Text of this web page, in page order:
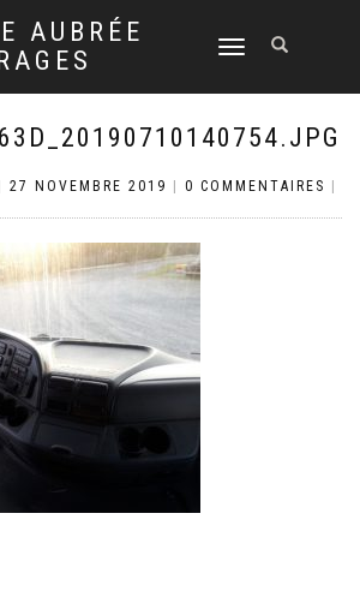
AUBRÉE
DÉPLIER
NAVIGATION
27 NOVEMBRE 2019 0 COMMENTAIRES